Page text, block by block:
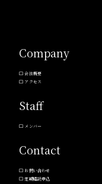
Company
会社概要
アクセス
Staff
メンバー
Contact
お問い合わせ
定期購読申込